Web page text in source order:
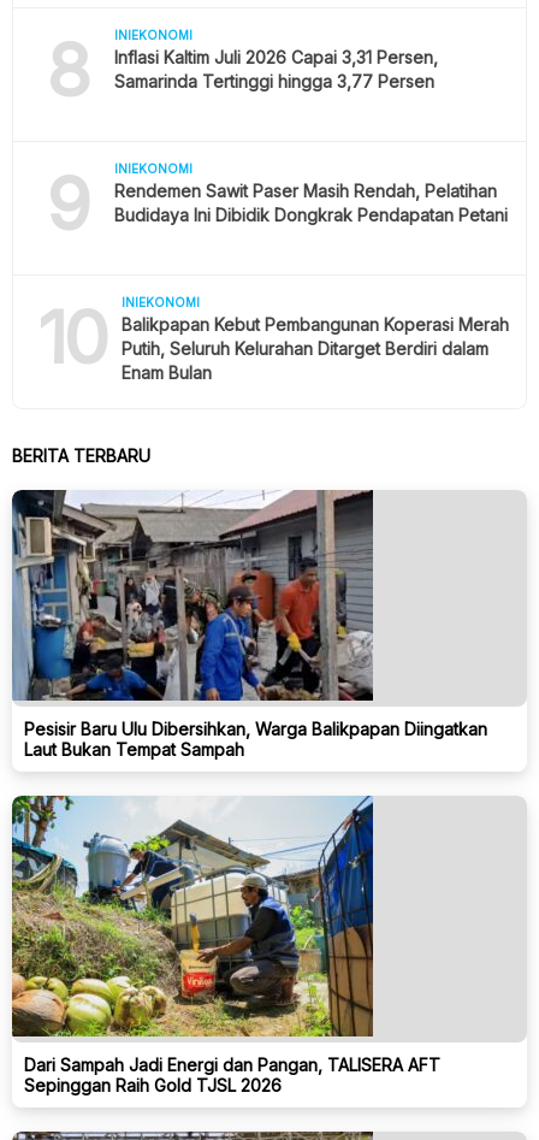
8 INIEKONOMI
Inflasi Kaltim Juli 2026 Capai 3,31 Persen,
Samarinda Tertinggi hingga 3,77 Persen
9 INIEKONOMI
Rendemen Sawit Paser Masih Rendah, Pelatihan
Budidaya Ini Dibidik Dongkrak Pendapatan Petani
10 INIEKONOMI
Balikpapan Kebut Pembangunan Koperasi Merah
Putih, Seluruh Kelurahan Ditarget Berdiri dalam
Enam Bulan
BERITA TERBARU
Pesisir Baru Ulu Dibersihkan, Warga Balikpapan Diingatkan
Laut Bukan Tempat Sampah
Dari Sampah Jadi Energi dan Pangan, TALISERA AFT
Sepinggan Raih Gold TJSL 2026